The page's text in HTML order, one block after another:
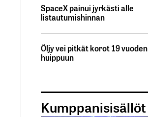
SpaceX painui jyrkästi alle
listautumishinnan
Öljy vei pitkät korot 19 vuoden
huippuun
Kumppanisisällöt